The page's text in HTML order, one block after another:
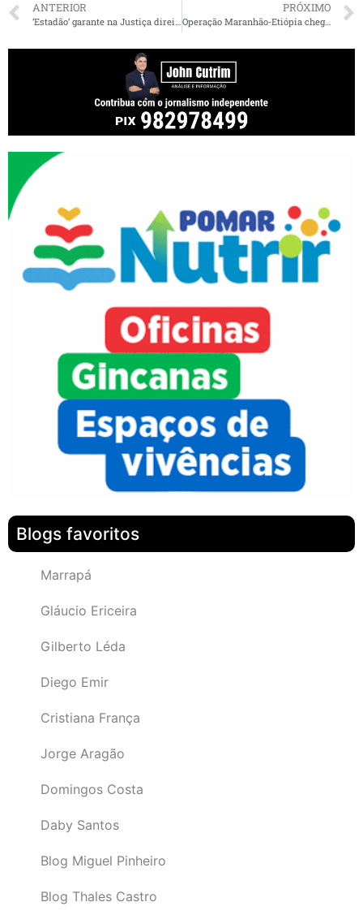
ANTERIOR
‘Estadão’ garante na Justiça direito de obter resultados de exames de Bolsonaro
PRÓXIMO
Operação Maranhão-Etiópia chega ao TCU e ministro cobra Receita de reação desproporcional
Blogs favoritos
Marrapá
Gláucio Ericeira
Gilberto Léda
Diego Emir
Cristiana França
Jorge Aragão
Domingos Costa
Daby Santos
Blog Miguel Pinheiro
Blog Thales Castro